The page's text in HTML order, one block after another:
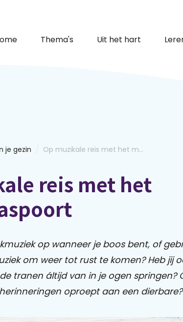
Thema's Uit het hart
je gezin Op muzikale reis met het m...
reis met het
op wanneer je boos bent, of
om weer tot rust te komen? Heb jij
tranen áltijd van in je ogen springen?
oproept aan een dierbare?